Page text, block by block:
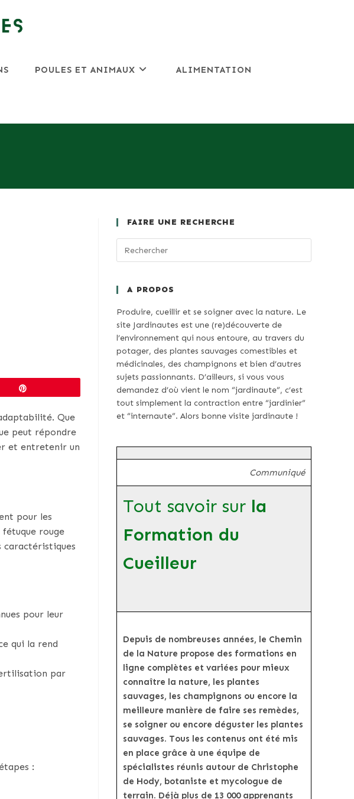
POULES ET ANIMAUX ALIMENTATION
Que
peut répondre
et entretenir un
pour les
fétuque rouge
caractéristiques
pour leur
qui la rend
par
:
FAIRE UNE RECHERCHE
A PROPOS
Produire, cueillir et se soigner avec la nature. Le
site Jardinautes est une (re)découverte de
l’environnement qui nous entoure, au travers du
potager, des plantes sauvages comestibles et
médicinales, des champignons et bien d’autres
sujets passionnants. D’ailleurs, si vous vous
demandez d’où vient le nom “jardinaute”, c’est
tout simplement la contraction entre “jardinier”
et “internaute”. Alors bonne visite jardinaute !
Communiqué
Tout savoir sur la
Formation du
Cueilleur
Depuis de nombreuses années, le Chemin
de la Nature propose des formations en
ligne complètes et variées pour mieux
connaître la nature, les plantes
sauvages, les champignons ou encore la
meilleure manière de faire ses remèdes,
se soigner ou encore déguster les plantes
sauvages. Tous les contenus ont été mis
en place grâce à une équipe de
spécialistes réunis autour de Christophe
de Hody, botaniste et mycologue de
terrain. Déjà plus de 13 000 apprenants